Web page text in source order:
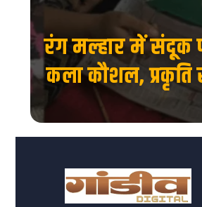
IIT BHU में बनेगा
इनोवेशन,
एंटरप्रेन्योरशिप,
मिलेगा नया